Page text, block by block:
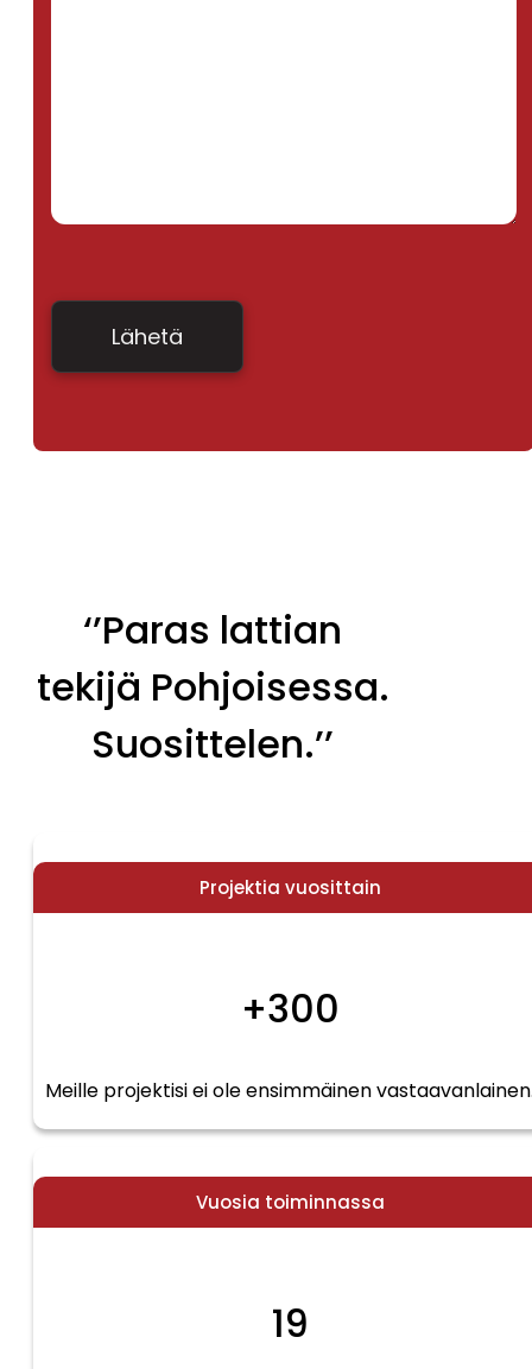
‘’Paras lattian
tekijä Pohjoisessa.
Suosittelen.’’
Projektia vuosittain
+300
Meille projektisi ei ole ensimmäinen
Vuosia toiminnassa
19